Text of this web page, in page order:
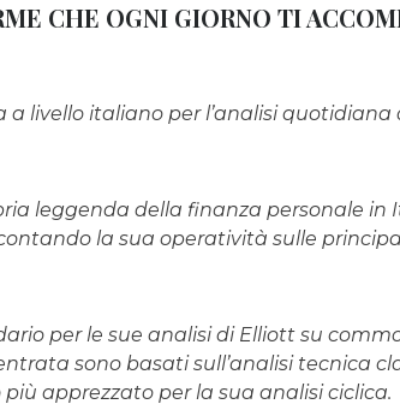
CHE OGNI GIORNO TI
livello italiano per l’analisi quotidiana
leggenda della finanza personale in
la sua operatività sulle
per le sue analisi di Elliott su
sono basati sull’analisi tecnica
apprezzato per la sua analisi ciclica.